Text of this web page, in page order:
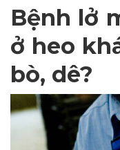
Bệnh lở
ở heo
bò, dê?